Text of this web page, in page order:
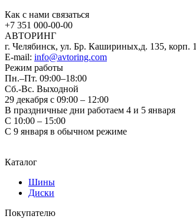
Как с нами связаться
+7 351 000-00-00
АВТОРИНГ
г. Челябинск, ул. Бр. Кашириных,д. 135, корп. 1
E-mail: info@avtoring.com
Режим работы
Пн.–Пт. 09:00–18:00
Сб.-Вс. Выходной
29 декабря с 09:00 – 12:00
В праздничные дни работаем 4 и 5 января
С 10:00 – 15:00
С 9 января в обычном режиме
Каталог
Шины
Диски
Покупателю